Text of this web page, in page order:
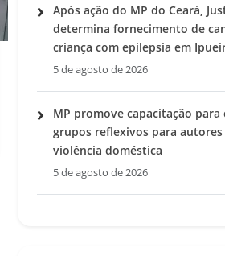
Após ação do MP do Ceará,
determina fornecimento de
criança com epilepsia em
5 de agosto de 2026
MP promove capacitação para
grupos reflexivos para autores
violência doméstica
5 de agosto de 2026